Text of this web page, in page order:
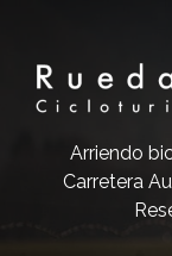
Arriendo
Carretera